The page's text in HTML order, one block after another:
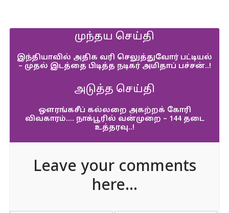
முந்தய செய்தி
இந்தியாவில் அதிக வரி செலுத்துவோர் பட்டியல்
– முதல் இடத்தை பிடித்த நடிகர் அமிதாப் பச்சன்..!
அடுத்த செய்தி
ஒளரங்கசீப் கல்லறை அகற்றக் கோரி
விவகாரம்…. நாக்பூரில் வன்முறை – 144 தடை
உத்தரவு..!
Leave your comments
here...